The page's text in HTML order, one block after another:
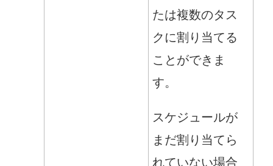
たは複数のタス
クに割り当てる
ことができま
す。
スケジュールが
まだ割り当てら
れていない場合